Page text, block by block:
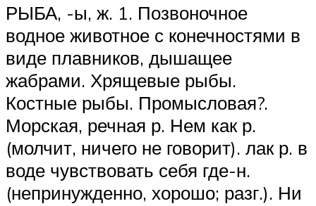
РЫБА, -ы, ж. 1. Позвоночное
водное животное с конечностями в
виде плавников, дышащее
жабрами. Хрящевые рыбы.
Костные рыбы. Промысловая?.
Морская, речная р. Нем как р.
(молчит, ничего не говорит). лак р. в
воде чувствовать себя где-н.
(непринужденно, хорошо; разг.). Ни